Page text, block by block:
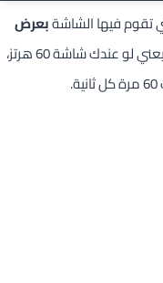
تقوم فيها الشاشةبعرض
في الثانية الواحدة. يعني لو عندك شاشة 60 هرتز،